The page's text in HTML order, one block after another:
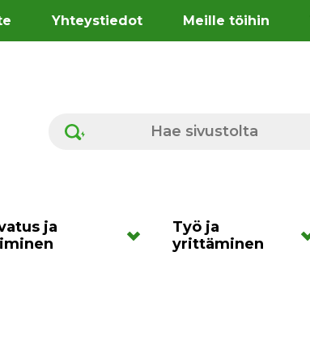
Yhteystiedot Meille töihin
Hae sivustolta
ja
Työ ja
yrittäminen